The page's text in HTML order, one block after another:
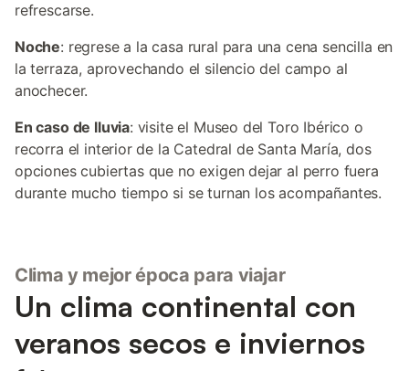
refrescarse.
Noche: regrese a la casa rural para una cena sencilla en
la terraza, aprovechando el silencio del campo al
anochecer.
En caso de lluvia: visite el Museo del Toro Ibérico o
recorra el interior de la Catedral de Santa María, dos
opciones cubiertas que no exigen dejar al perro fuera
durante mucho tiempo si se turnan los acompañantes.
Clima y mejor época para viajar
Un clima continental con
veranos secos e inviernos